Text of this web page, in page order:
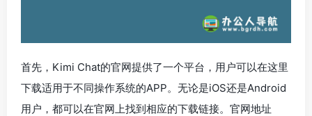
首先，Kimi Chat的官网提供了一个平台，用户可以在这里
下载适用于不同操作系统的APP。无论是iOS还是Android
用户，都可以在官网上找到相应的下载链接。官网地址